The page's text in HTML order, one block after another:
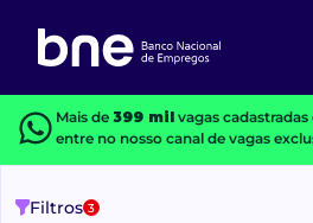
Mais de 399 milvagas cadastradas
entre no nosso canal de vagas
Filtros 3